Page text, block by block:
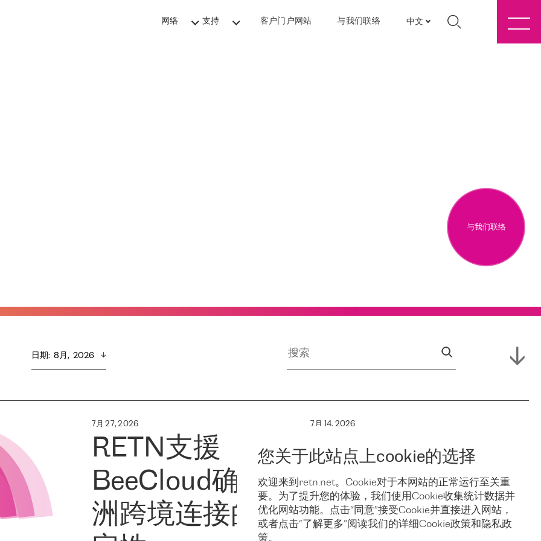
网络 支持 客户门户网站 与我们联络 中文
您关于此站点上cookie的选择
欢迎来到retn.net。Cookie对于本网站的正常运行至关重
要。为了提升您的体验，我们使用Cookie收集统计数据并
优化网站功能。点击“同意”接受Cookie并直接进入网站，
或者点击“了解更多”阅读我们的详细Cookie政策和隐私政
策。
与我们联络
日期: 8月,  2026
7月 27, 2026
RETN支援
BeeCloud确保亚
洲跨境连接的稳
7月 14, 2026
RETN 支援
Campus,
Hofnetz &